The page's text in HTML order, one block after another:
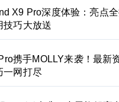
X9 Pro深度体验：亮点
技巧大放送
携手MOLLY来袭！最新
一网打尽